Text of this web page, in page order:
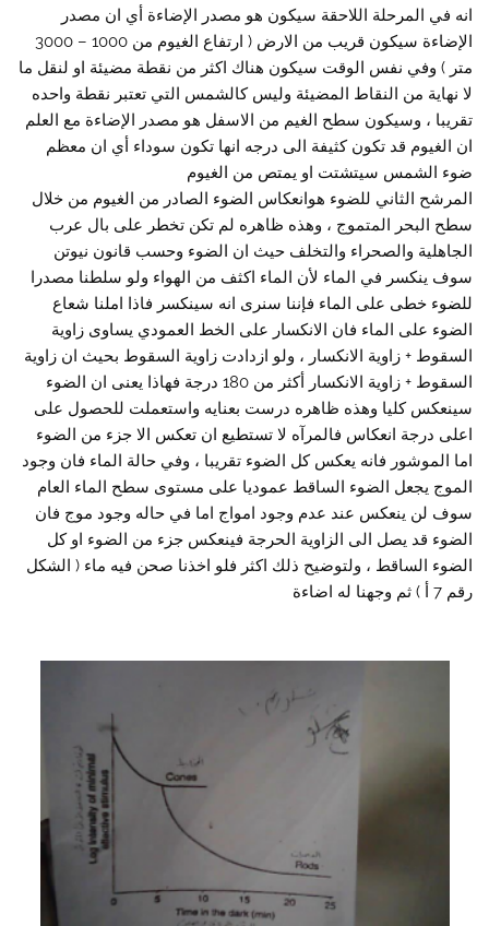
انه في المرحلة اللاحقة سيكون هو مصدر الإضاءة أي ان مصدر
الإضاءة سيكون قريب من الارض ( ارتفاع الغيوم من 1000 – 3000
متر ) وفي نفس الوقت سيكون هناك اكثر من نقطة مضيئة او لنقل ما
لا نهاية من النقاط المضيئة وليس كالشمس التي تعتبر نقطة واحده
تقريبا ، وسيكون سطح الغيم من الاسفل هو مصدر الإضاءة مع العلم
ان الغيوم قد تكون كثيفة الى درجه انها تكون سوداء أي ان معظم
ضوء الشمس سيتشتت او يمتص من الغيوم
المرشح الثاني للضوء هوانعكاس الضوء الصادر من الغيوم من خلال
سطح البحر المتموج ، وهذه ظاهره لم تكن تخطر على بال عرب
الجاهلية والصحراء والتخلف حيث ان الضوء وحسب قانون نيوتن
سوف ينكسر في الماء لأن الماء اكثف من الهواء ولو سلطنا مصدرا
للضوء خطى على الماء فإننا سنرى انه سينكسر فاذا املنا شعاع
الضوء على الماء فان الانكسار على الخط العمودي يساوى زاوية
السقوط + زاوية الانكسار ، ولو ازدادت زاوية السقوط بحيث ان زاوية
السقوط + زاوية الانكسار أكثر من 180 درجة فهاذا يعنى ان الضوء
سينعكس كليا وهذه ظاهره درست بعنايه واستعملت للحصول على
اعلى درجة انعكاس فالمرآه لا تستطيع ان تعكس الا جزء من الضوء
اما الموشور فانه يعكس كل الضوء تقريبا ، وفي حالة الماء فان وجود
الموج يجعل الضوء الساقط عموديا على مستوى سطح الماء العام
سوف لن ينعكس عند عدم وجود امواج اما في حاله وجود موج فان
الضوء قد يصل الى الزاوية الحرجة فينعكس جزء من الضوء او كل
الضوء الساقط ، ولتوضيح ذلك اكثر فلو اخذنا صحن فيه ماء ( الشكل
رقم 7 أ ) ثم وجهنا له اضاءة